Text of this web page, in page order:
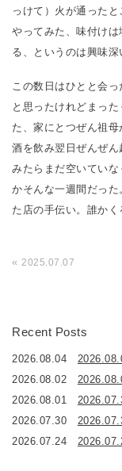
っけて）火が通った
やってみた、味付け
る、というのは興味深
この数日はひとと会
と思ったけれどまっ
た、家にとつぜん祖
酒を飲み翌日ぜんぜ
みたらまだ空いてい
かそんな一週間だっ
た店の手伝い。誰かく
«2025.07.07
Recent Posts
2026.08.04
2026.08.02
2026.08.01
2026.07.30
2026.07.24